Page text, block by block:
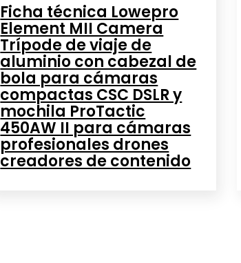
Ficha técnica Lowepro
Element MII Camera
Trípode de viaje de
aluminio con cabezal de
bola para cámaras
compactas CSC DSLR y
mochila ProTactic
450AW II para cámaras
profesionales drones
creadores de contenido